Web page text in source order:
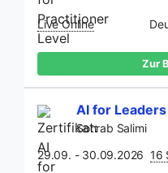
Live Online
Zur
AI for Leaders
Sohrab Salimi
29.09. - 30.09.2026 16